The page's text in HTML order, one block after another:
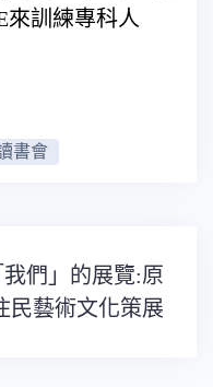
來訓練專科人
書會
我們」的展覽:原
民藝術文化策展